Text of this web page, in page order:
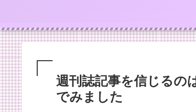
週刊誌記事を信じるの
でみました